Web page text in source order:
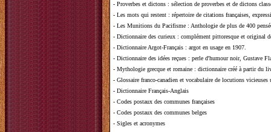
- Proverbes et dictons : sélection de proverbes et de dictons
- Les mots qui restent : répertoire de citations françaises,
- Les Munitions du Pacifisme : Anthologie de plus de 400
- Dictionnaire des curieux : complément pittoresque et original
- Dictionnaire Argot-Français : argot en usage en 1907.
- Dictionnaire des idées reçues : perle d'humour noir, Gustave
- Mythologie grecque et romaine : dictionnaire créé à partir du
- Glossaire franco-canadien et vocabulaire de locutions vicieuses
- Dictionnaire Français-Anglais
- Codes postaux des communes françaises
- Codes postaux des communes belges
- Sigles et acronymes